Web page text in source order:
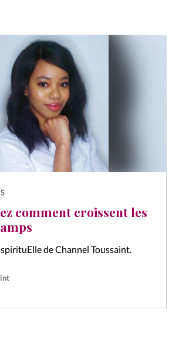
comment croissent les
de Channel Toussaint.